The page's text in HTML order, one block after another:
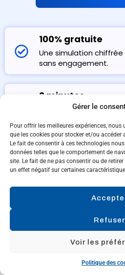
Gérer le
Pour offrir les meilleures expériences,
que les cookies pour stocker et/ou
Le fait de consentir à ces technologies
données telles que le comportement de
site. Le fait de ne pas consentir ou de
un effet négatif sur certaines
Refuser
Voir les
Politique des
100% gratuite
Une simulation chiffrée
sans engagement.
2 minutes
Un processus rapide
Prix précis
Une estimation basée
500+ projets réalisés.